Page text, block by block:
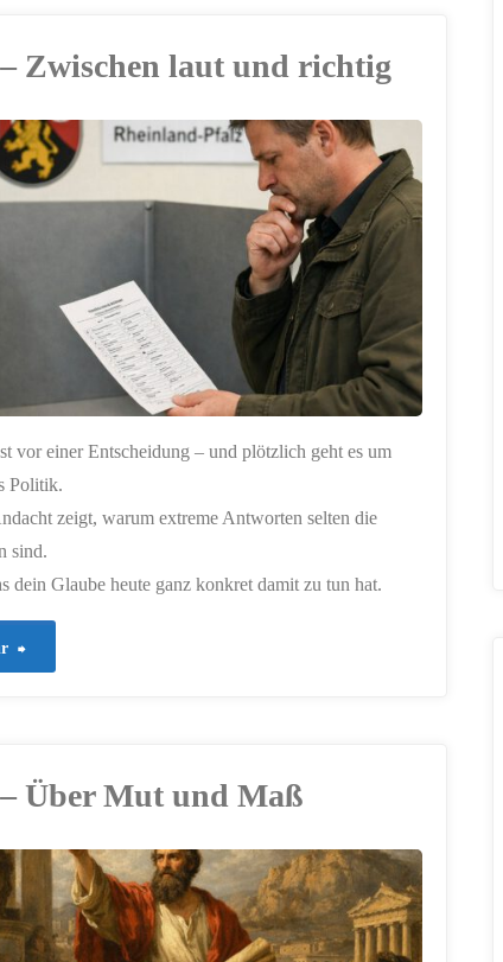
oder
Täuschung
–
wirklich?"
ERSTELLT MIT
Zwischen laut und richtig
vor einer Entscheidung – und plötzlich geht es um
Politik.
zeigt, warum extreme Antworten selten die
sind.
dein Glaube heute ganz konkret damit zu tun hat.
"921
laut
und
richtig"
Über Mut und Maß